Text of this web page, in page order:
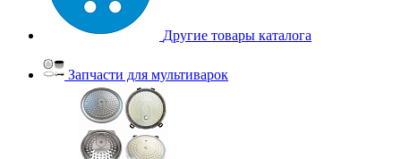
Другие товары каталога
Запчасти для мультиварок